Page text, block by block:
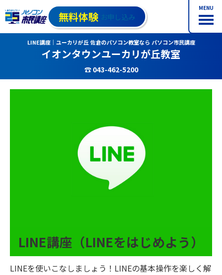
MENU
無料体験 お申し込み
LINE講座｜ユーカリが丘 佐倉のパソコン教室なら パソコン市民講座
イオンタウンユーカリが丘教室
☎ 043-462-5200
LINE講座（LINEをはじめよう）
LINEを使いこなしましょう！LINEの基本操作を楽しく解